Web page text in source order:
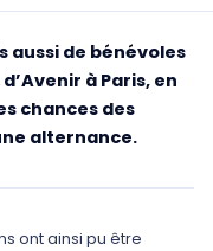
aussi de bénévoles
à Paris, en
chances des
alternance.
ont ainsi pu être